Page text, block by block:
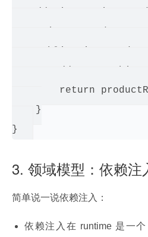
private
public
return
}
3. 领域模型：依赖注
简单说一说依赖注入：
依赖注入在 runtime 是一